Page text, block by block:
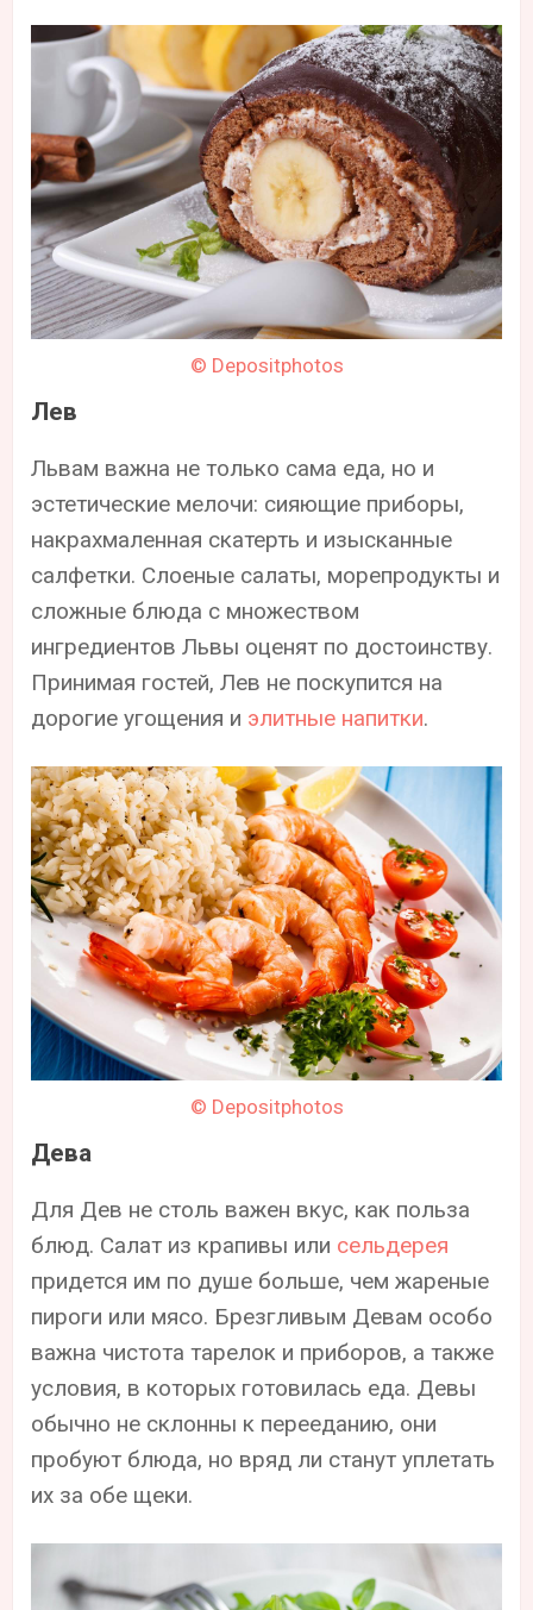
© Depositphotos
Лев
Львам важна не только сама еда, но и
эстетические мелочи: сияющие приборы,
накрахмаленная скатерть и изысканные
салфетки. Слоеные салаты, морепродукты и
сложные блюда с множеством
ингредиентов Львы оценят по достоинству.
Принимая гостей, Лев не поскупится на
дорогие угощения и элитные напитки.
© Depositphotos
Дева
Для Дев не столь важен вкус, как польза
блюд. Салат из крапивы или сельдерея
придется им по душе больше, чем жареные
пироги или мясо. Брезгливым Девам особо
важна чистота тарелок и приборов, а также
условия, в которых готовилась еда. Девы
обычно не склонны к перееданию, они
пробуют блюда, но вряд ли станут уплетать
их за обе щеки.